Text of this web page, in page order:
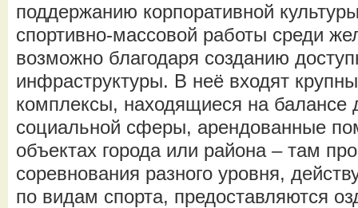
поддержанию корпоративной
спортивно-массовой работы среди
возможно благодаря созданию
инфраструктуры. В неё входят
комплексы, находящиеся на балансе
социальной сферы, арендованные
объектах города или района – там
соревнования разного уровня,
по видам спорта, предоставляются